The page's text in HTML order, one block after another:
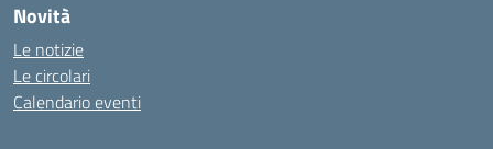
Novità
Le notizie
Le circolari
Calendario eventi